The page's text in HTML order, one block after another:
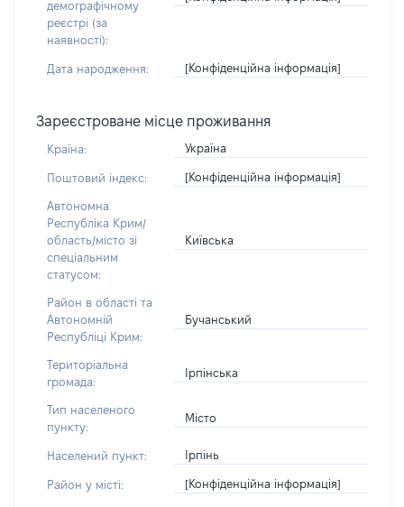
демографічному
реєстрі (за
наявності):
Дата народження: [Конфіденційна інформація]
Зареєстроване місце проживання
Країна: Україна
Поштовий індекс: [Конфіденційна інформація]
Автономна
Республіка Крим/
область/місто зі
спеціальним
статусом:
Київська
Район в області та
Автономній
Республіці Крим:
Бучанський
Територіальна
громада:
Ірпінська
Тип населеного
пункту:
Місто
Населений пункт: Ірпінь
Район у місті: [Конфіденційна інформація]